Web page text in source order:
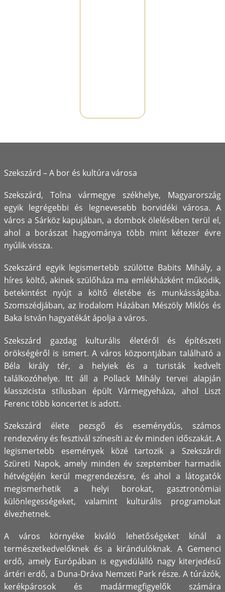
Bemutató
Szekszárd – A bor és kultúra városa
Szekszárd, Tolna vármegye székhelye, Magyarország
egyik legrégebbi és legnevesebb borvidéki városa. A
város a Sárköz kapujában, a dombok ölelésében terül el,
ahol a borászat hagyománya több mint kétezer évre
nyúlik vissza.
Szekszárd egyik legismertebb szülötte Babits Mihály, a
híres költő, akinek szülőháza ma emlékházként működik,
betekintést nyújt a költő életébe és munkásságába.
Szomszédjában, az Irodalom Házában Mészöly Miklós és
Baka István hagyatékát ápolja a város.
Szekszárd gazdag kulturális életéről és építészeti
örökségéről is ismert. A város központjában található a
Béla király tér, a helyiek és a turisták kedvelt
találkozóhelye. Itt áll a Pollack Mihály tervei alapján
klasszicista stílusban épült Vármegyeháza, ahol Liszt
Ferenc több koncertet is adott.
Szekszárd élete pezsgő és eseménydús, számos
rendezvény és fesztivál színesíti az év minden időszakát. A
legismertebb események közé tartozik a Szekszárdi
Szüreti Napok, amely minden év szeptember harmadik
hétvégéjén kerül megrendezésre, és ahol a látogatók
megismerhetik a helyi borokat, gasztronómiai
különlegességeket, valamint kulturális programokat
élvezhetnek.
A város környéke kiváló lehetőségeket kínál a
természetkedvelőknek és a kirándulóknak. A Gemenci
erdő, amely Európában is egyedülálló nagy kiterjedésű
ártéri erdő, a Duna-Dráva Nemzeti Park része. A túrázók,
kerékpárosok és madármegfigyelők számára